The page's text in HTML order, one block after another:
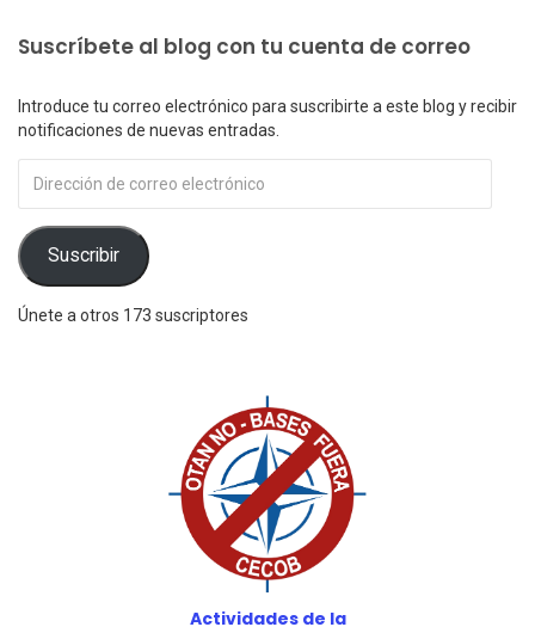
Suscríbete al blog con tu cuenta de correo
Introduce tu correo electrónico para suscribirte a este blog y recibir
notificaciones de nuevas entradas.
de
correo
electrónico
Suscribir
Únete a otros 173 suscriptores
Actividades de la